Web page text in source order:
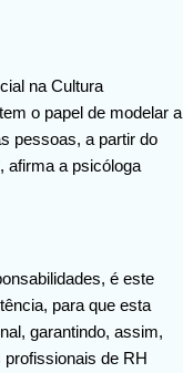
na Cultura
o papel de modelar a
pessoas, a partir do
afirma a psicóloga
é este
para que esta
garantindo, assim,
de RH